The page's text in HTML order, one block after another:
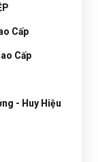
Cấp
Cấp
- Huy Hiệu